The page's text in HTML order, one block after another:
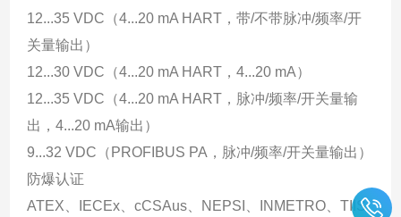
12...35 VDC（4...20 mA HART，带/不带脉冲/频率/开
关量输出）
12...30 VDC（4...20 mA HART，4...20 mA）
12...35 VDC（4...20 mA HART，脉冲/频率/开关量输
出，4...20 mA输出）
9...32 VDC（PROFIBUS PA，脉冲/频率/开关量输出）
防爆认证
ATEX、IECEx、cCSAus、NEPSI、INMETRO、TIIS